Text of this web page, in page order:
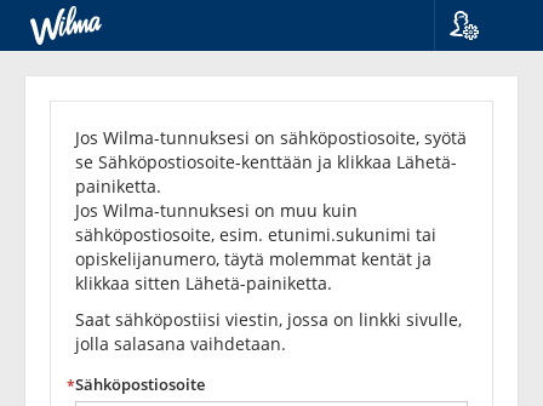
English
Unohditko
salasanasi?
Jos Wilma-tunnuksesi on sähköpostiosoite, syötä
se Sähköpostiosoite-kenttään ja klikkaa Lähetä-
painiketta.
Jos Wilma-tunnuksesi on muu kuin
sähköpostiosoite, esim. etunimi.sukunimi tai
opiskelijanumero, täytä molemmat kentät ja
klikkaa sitten Lähetä-painiketta.
Saat sähköpostiisi viestin, jossa on linkki sivulle,
jolla salasana vaihdetaan.
Sähköpostiosoite